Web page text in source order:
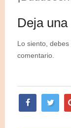
Deja
Lo siento, debes
comentario.